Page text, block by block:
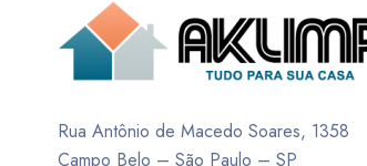
Rua Antônio de Macedo Soares, 1358
Campo Belo – São Paulo – SP